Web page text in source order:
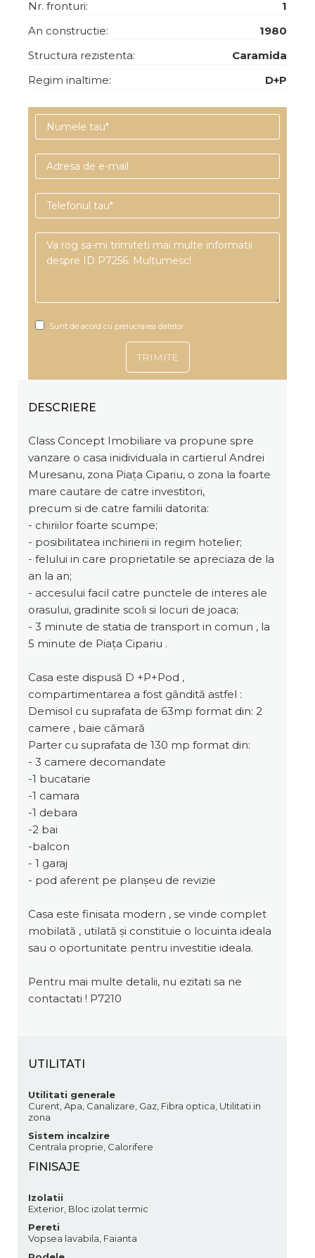
Nr. fronturi:
1
An constructie:
1980
Structura rezistenta:
Caramida
Regim inaltime:
D+P
Sunt de acord cu prelucrarea datelor
DESCRIERE
Class Concept Imobiliare va propune spre
vanzare o casa inidividuala in cartierul Andrei
Muresanu, zona Piața Cipariu, o zona la foarte
mare cautare de catre investitori,
precum si de catre familii datorita:
- chiriilor foarte scumpe;
- posibilitatea inchirierii in regim hotelier;
- felului in care proprietatile se apreciaza de la
an la an;
- accesului facil catre punctele de interes ale
orasului, gradinite scoli si locuri de joaca;
- 3 minute de statia de transport in comun , la
5 minute de Piața Cipariu .
Casa este dispusă D +P+Pod ,
compartimentarea a fost gândită astfel :
Demisol cu suprafata de 63mp format din: 2
camere , baie cămară
Parter cu suprafata de 130 mp format din:
- 3 camere decomandate
-1 bucatarie
-1 camara
-1 debara
-2 bai
-balcon
- 1 garaj
- pod aferent pe planșeu de revizie
Casa este finisata modern , se vinde complet
mobilată , utilată și constituie o locuinta ideala
sau o oportunitate pentru investitie ideala.
Pentru mai multe detalii, nu ezitati sa ne
contactati ! P7210
UTILITATI
Utilitati generale
Curent, Apa, Canalizare, Gaz, Fibra optica, Utilitati in
zona
Sistem incalzire
Centrala proprie, Calorifere
FINISAJE
Izolatii
Exterior, Bloc izolat termic
Pereti
Vopsea lavabila, Faianta